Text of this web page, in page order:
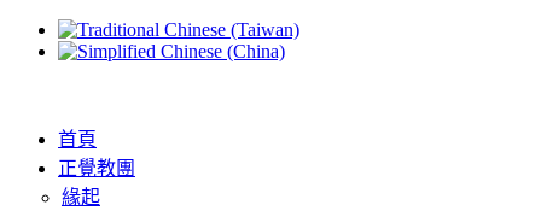
首頁
正覺教團
緣起